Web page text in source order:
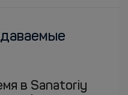
в Sanatoriy